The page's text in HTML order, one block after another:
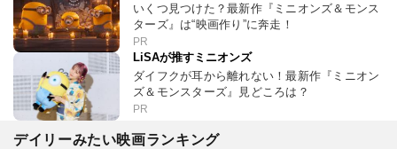
いくつ見つけた？最新作『ミニオンズ＆モンス
ターズ』は“映画作り”に奔走！
PR
LiSAが推すミニオンズ
ダイフクが耳から離れない！最新作『ミニオン
ズ＆モンスターズ』見どころは？
PR
デイリーみたい映画ランキング